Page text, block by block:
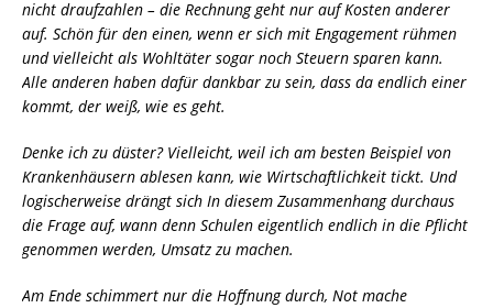
nicht draufzahlen – die Rechnung geht nur auf Kosten anderer
auf. Schön für den einen, wenn er sich mit Engagement rühmen
und vielleicht als Wohltäter sogar noch Steuern sparen kann.
Alle anderen haben dafür dankbar zu sein, dass da endlich einer
kommt, der weiß, wie es geht.
Denke ich zu düster? Vielleicht, weil ich am besten Beispiel von
Krankenhäusern ablesen kann, wie Wirtschaftlichkeit tickt. Und
logischerweise drängt sich In diesem Zusammenhang durchaus
die Frage auf, wann denn Schulen eigentlich endlich in die Pflicht
genommen werden, Umsatz zu machen.
Am Ende schimmert nur die Hoffnung durch, Not mache